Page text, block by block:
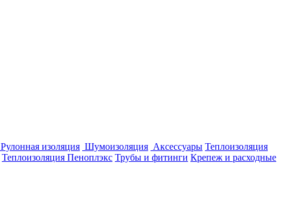
Рулонная изоляция Шумоизоляция Аксессуары Теплоизоляция
Теплоизоляция Пеноплэкс Трубы и фитинги Крепеж и расходные